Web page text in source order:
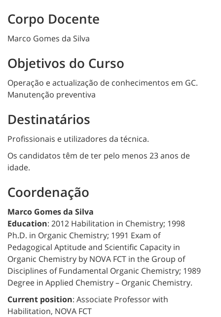
Corpo Docente
Marco Gomes da Silva
Objetivos do Curso
Operação e actualização de conhecimentos em GC.
Manutenção preventiva
Destinatários
Profissionais e utilizadores da técnica.
Os candidatos têm de ter pelo menos 23 anos de
idade.
Coordenação
Marco Gomes da Silva
Education: 2012 Habilitation in Chemistry; 1998
Ph.D. in Organic Chemistry; 1991 Exam of
Pedagogical Aptitude and Scientific Capacity in
Organic Chemistry by NOVA FCT in the Group of
Disciplines of Fundamental Organic Chemistry; 1989
Degree in Applied Chemistry – Organic Chemistry.
Current position: Associate Professor with
Habilitation, NOVA FCT